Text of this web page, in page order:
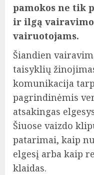
pamokos ne tik
ir ilgą
vairuotojams.
Šiandien
taisyklių
komunikacija
pagrindinėmis
atsakingas
Šiuose vaizdo
patarimai, kaip
elgesį arba kaip
klaidas.